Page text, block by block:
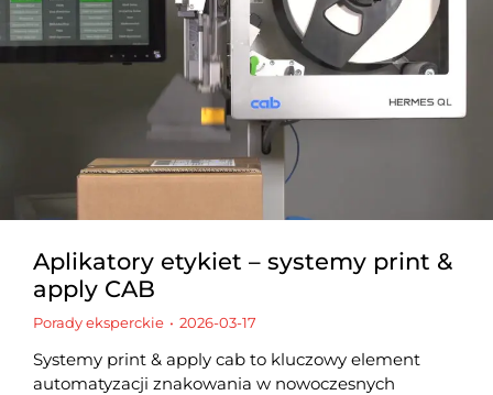
Aplikatory etykiet – systemy print &
apply CAB
Porady eksperckie 2026-03-17
Systemy print & apply cab to kluczowy element
automatyzacji znakowania w nowoczesnych